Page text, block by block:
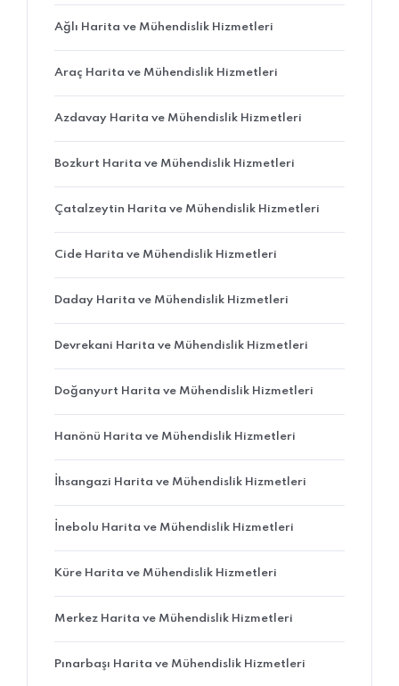
Ağlı Harita ve Mühendislik Hizmetleri
Araç Harita ve Mühendislik Hizmetleri
Azdavay Harita ve Mühendislik Hizmetleri
Bozkurt Harita ve Mühendislik Hizmetleri
Çatalzeytin Harita ve Mühendislik Hizmetleri
Cide Harita ve Mühendislik Hizmetleri
Daday Harita ve Mühendislik Hizmetleri
Devrekani Harita ve Mühendislik Hizmetleri
Doğanyurt Harita ve Mühendislik Hizmetleri
Hanönü Harita ve Mühendislik Hizmetleri
İhsangazi Harita ve Mühendislik Hizmetleri
İnebolu Harita ve Mühendislik Hizmetleri
Küre Harita ve Mühendislik Hizmetleri
Merkez Harita ve Mühendislik Hizmetleri
Pınarbaşı Harita ve Mühendislik Hizmetleri